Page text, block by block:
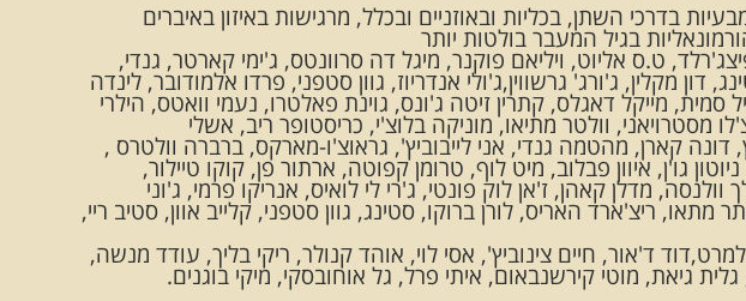
בדרכי השתן, בכליות ובאוזניים ובכלל, מרגישות באיזון באיברים
בגיל המעבר בולטות יותר
ט.ס אליוט, ויליאם פוקנר, מיגל דה סרוונטס, ג'ימי קארטר, גנדי,
דון מקלין, ג'ורג' גרשווין,ג'ולי אנדריוז, גוון סטפני, פרדו אלמודובר, לינדה
סמית, מייקל דאגלס, קתרין זיטה ג'ונס, גוינת פאלטרו, נעמי וואטס, הילרי
מסטרויאני, וולטר מתיאו, מוניקה בלוצ'י, כריסטופר ריב, אשלי
דונה קארן, מהטמה גנדי, אני לייבוביץ', גראוצ'ו-מארקס, ברברה וולטרס ,
גו'ן, איוון פבלוב, מיט לוף, טרומן קפוטה, ארתור פן, קוקו טיילור,
וולנסה, מדלן קאהן, ז'אן לוק פונטי, ג'רי לי לואיס, אנריקו פרמי, ג'וני
מתאו, ריצ'ארד האריס, לורן ברוקו, סטינג, גוון סטפני, קלייב אוון, סטיב ריי,
ד'אור, חיים צינוביץ', אסי לוי, אוהד קנולר, ריקי בליך, עודד מנשה,
גיאת, מוטי קירשנבאום, איתי פרל, גל אוחובסקי, מיקי בוגנים.